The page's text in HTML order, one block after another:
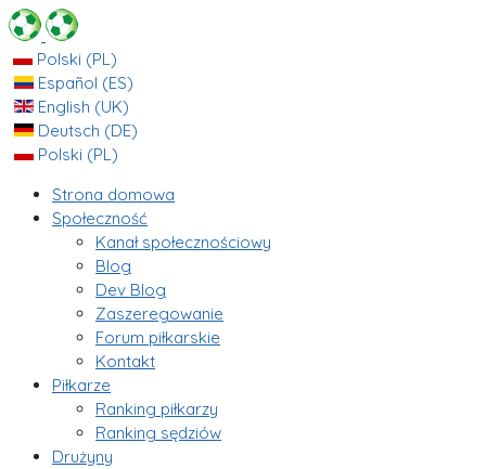
Polski (PL)
Español (ES)
English (UK)
Deutsch (DE)
Polski (PL)
Strona domowa
Społeczność
Kanał społecznościowy
Blog
Dev Blog
Zaszeregowanie
Forum piłkarskie
Kontakt
Piłkarze
Ranking piłkarzy
Ranking sędziów
Drużyny